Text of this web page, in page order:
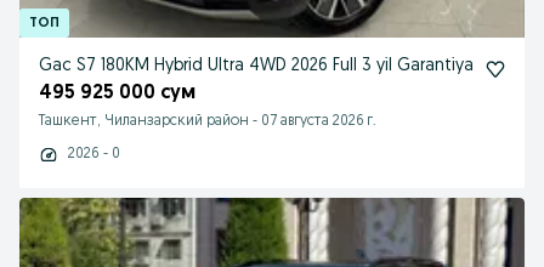
Gac S7 180KM Hybrid Ultra 4WD 2026 Full 3 yil Garantiya
495 925 000 сум
Ташкент, Чиланзарский район - 07 августа 2026 г.
2026 - 0